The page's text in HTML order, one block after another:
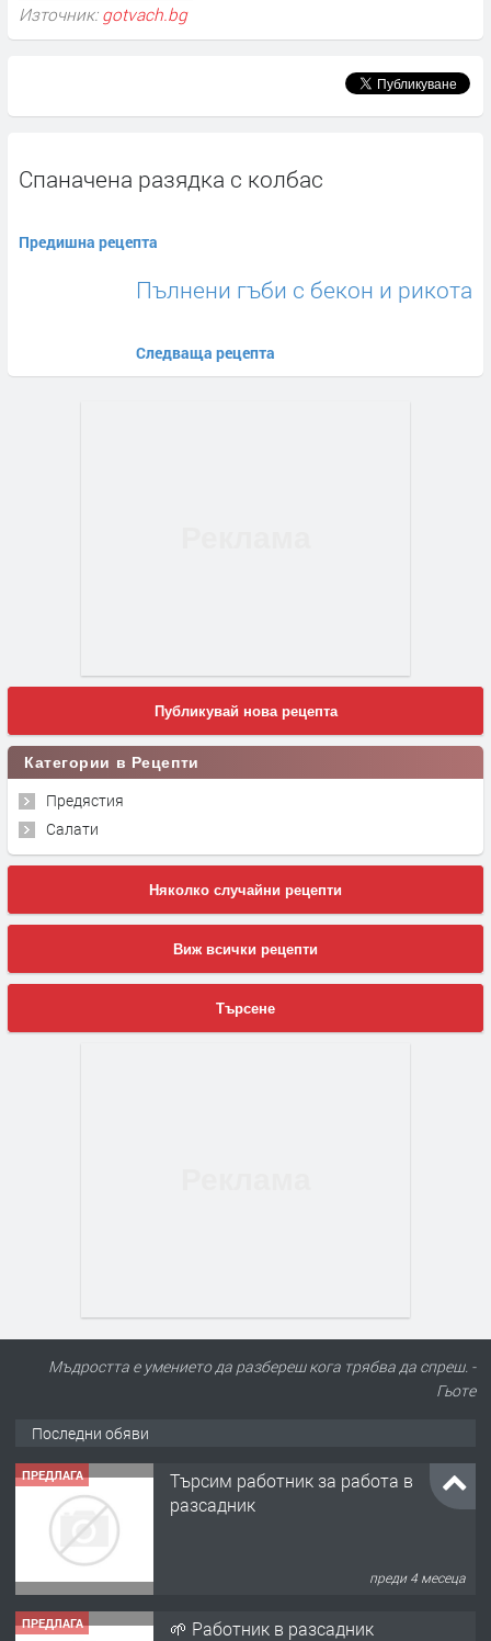
Източник: gotvach.bg
Спаначена разядка с колбас
Предишна рецепта
Пълнени гъби с бекон и рикота
Следваща рецепта
Публикувай нова рецепта
Категории в Рецепти
Предястия
Салати
Няколко случайни рецепти
Виж всички рецепти
Търсене
Мъдростта е умението да разбереш кога трябва да спреш. -
Гьоте
Последни обяви
ПРЕДЛАГА
Търсим работник за работа в
разсадник
преди 4 месеца
ПРЕДЛАГА 🌱 Работник в разсадник